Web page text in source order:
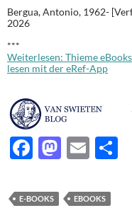
Bergua, Antonio, 1962-
2026
***
Weiterlesen: Thieme
lesen mit der eRef-App
F
e
M
to
E
ail
E-BOOKS EBOOKS